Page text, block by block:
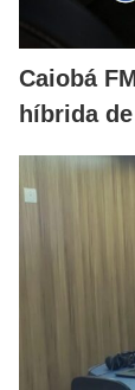
Caiobá
híbrida